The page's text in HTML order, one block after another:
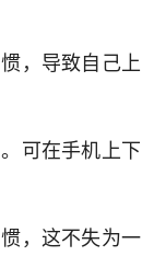
，导致自己上
可在手机上下
，这不失为一